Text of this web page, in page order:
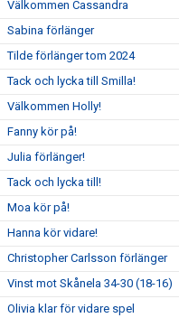
Välkommen Cassandra
Sabina förlänger
Tilde förlänger tom 2024
Tack och lycka till Smilla!
Välkommen Holly!
Fanny kör på!
Julia förlänger!
Tack och lycka till!
Moa kör på!
Hanna kör vidare!
Christopher Carlsson förlänger
Vinst mot Skånela 34-30 (18-16)
Olivia klar för vidare spel